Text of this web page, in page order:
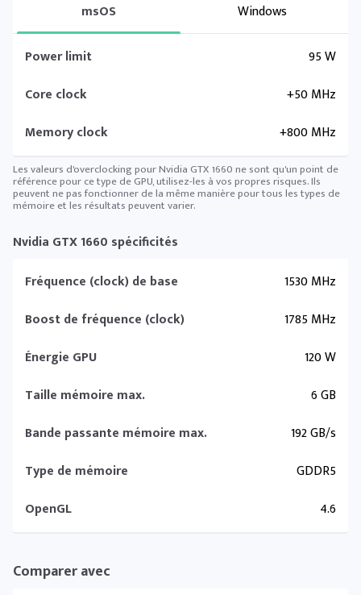
msOS
Windows
Power limit
95 W
Core clock
+50 MHz
Memory clock
+800 MHz
Les valeurs d'overclocking pour Nvidia GTX 1660 ne sont qu'un point de
référence pour ce type de GPU, utilisez-les à vos propres risques. Ils
peuvent ne pas fonctionner de la même manière pour tous les types de
mémoire et les résultats peuvent varier.
Nvidia GTX 1660 spécificités
Fréquence (clock) de base
1530 MHz
Boost de fréquence (clock)
1785 MHz
Énergie GPU
120 W
Taille mémoire max.
6 GB
Bande passante mémoire max.
192 GB/s
Type de mémoire
GDDR5
OpenGL
4.6
Comparer avec